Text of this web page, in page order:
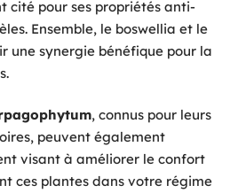
cité pour ses propriétés anti-
Ensemble, le boswellia et le
une synergie bénéfique pour la
, connus pour leurs
peuvent également
visant à améliorer le confort
ces plantes dans votre régime